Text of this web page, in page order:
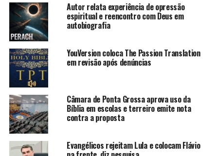
Autor relata experiência de opressão
espiritual e reencontro com Deus em
autobiografia
YouVersion coloca The Passion Translation
em revisão após denúncias
Câmara de Ponta Grossa aprova uso da
Bíblia em escolas e terreiro emite nota
contra a proposta
Evangélicos rejeitam Lula e colocam Flávio